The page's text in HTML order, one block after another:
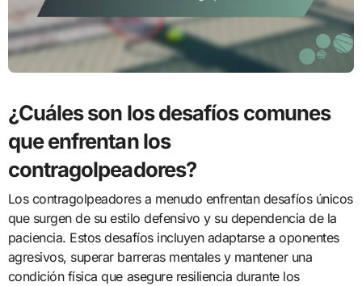
¿Cuáles son los desafíos comunes
que enfrentan los
contragolpeadores?
Los contragolpeadores a menudo enfrentan desafíos únicos
que surgen de su estilo defensivo y su dependencia de la
paciencia. Estos desafíos incluyen adaptarse a oponentes
agresivos, superar barreras mentales y mantener una
condición física que asegure resiliencia durante los